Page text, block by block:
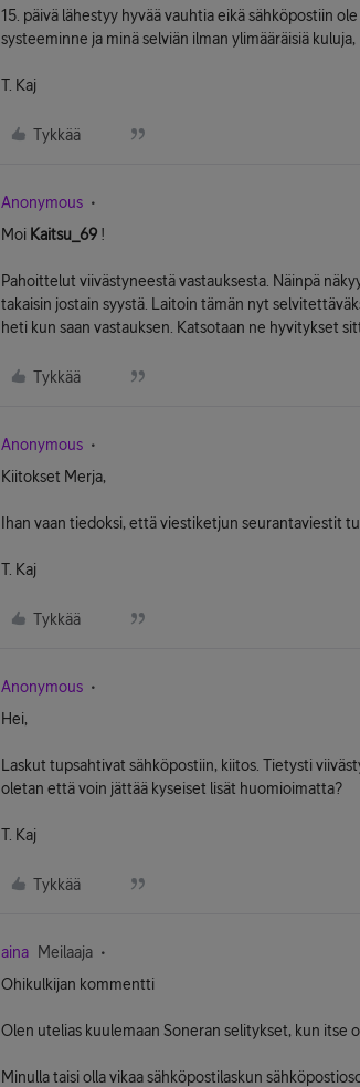
15. päivä lähestyy hyvää vauhtia eikä sähköpostiin
systeeminne ja minä selviän ilman ylimääräisiä kuluja,
T. Kaj
Tykkää
Anonymous
Moi Kaitsu_69 !
Pahoittelut viivästyneestä vastauksesta. Näinpä
takaisin jostain syystä. Laitoin tämän nyt
heti kun saan vastauksen. Katsotaan ne hyvitykset
Tykkää
Anonymous
Kiitokset Merja,
Ihan vaan tiedoksi, että viestiketjun seurantaviestit
T. Kaj
Tykkää
Anonymous
Hei,
Laskut tupsahtivat sähköpostiin, kiitos. Tietysti
oletan että voin jättää kyseiset lisät huomioimatta?
T. Kaj
Tykkää
aina Meilaaja
Ohikulkijan kommentti
Olen utelias kuulemaan Soneran selitykset, kun itse
Minulla taisi olla vikaa sähköpostilaskun